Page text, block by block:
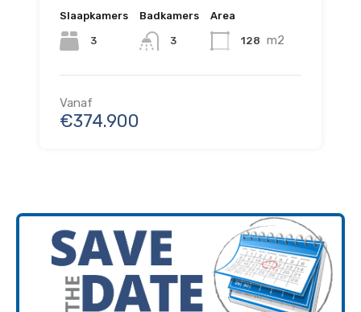
Slaapkamers
3
Badkamers
3
Area
128 m2
Vanaf
€374.900